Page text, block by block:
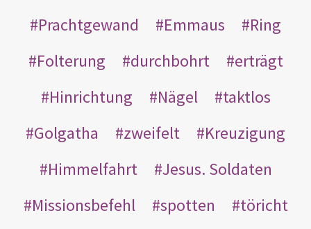
Prachtgewand
Emmaus
Ring
Folterung
durchbohrt
erträgt
Hinrichtung
Nägel
taktlos
Golgatha
zweifelt
Kreuzigung
Himmelfahrt
Jesus. Soldaten
Missionsbefehl
spotten
töricht